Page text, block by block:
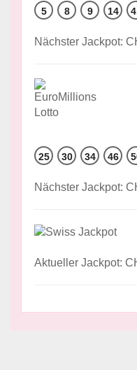
5 8 9 14
Nächster Jackpot:
25 30 34 46
Nächster Jackpot:
Aktueller Jackpot: